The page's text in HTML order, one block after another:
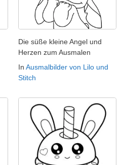
Die süße kleine Angel und
Herzen zum Ausmalen
In Ausmalbilder von Lilo und
Stitch